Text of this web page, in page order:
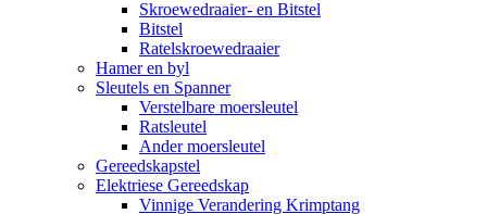
Skroewedraaier- en Bitstel
Bitstel
Ratelskroewedraaier
Hamer en byl
Sleutels en Spanner
Verstelbare moersleutel
Ratsleutel
Ander moersleutel
Gereedskapstel
Elektriese Gereedskap
Vinnige Verandering Krimptang